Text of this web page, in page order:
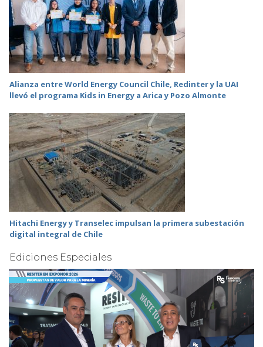
Alianza entre World Energy Council Chile, Redinter y la UAI
llevó el programa Kids in Energy a Arica y Pozo Almonte
Hitachi Energy y Transelec impulsan la primera subestación
digital integral de Chile
Ediciones Especiales